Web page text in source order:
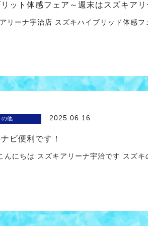
ット体感フェア～週末はスズキアリ
ーナ宇治店 スズキハイブリッド体感フ
の他 2025.06.16
ビ便利です！
んにちは スズキアリーナ宇治です スズ